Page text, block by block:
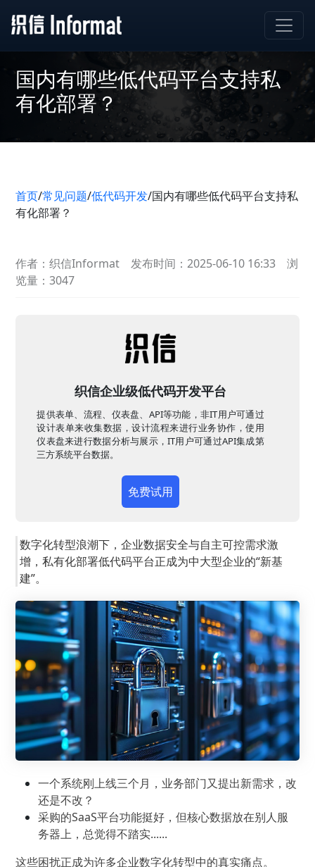
国内有哪些低代码平台支持私
有化部署？
首页/常见问题/低代码开发/国内有哪些低代码平台支持私
有化部署？
作者：织信Informat 发布时间：2025-06-10 16:33
浏
览量：3047
织信企业级低代码开发平台
提供表单、流程、仪表盘、API等功能，非IT用户可通过
设计表单来收集数据，设计流程来进行业务协作，使用
仪表盘来进行数据分析与展示，IT用户可通过API集成第
三方系统平台数据。
免费试用
数字化转型浪潮下，企业数据安全与自主可控需求激
增，私有化部署低代码平台正成为中大型企业的“新基
建”。
一个系统刚上线三个月，业务部门又提出新需求，改
还是不改？
采购的SaaS平台功能挺好，但核心数据放在别人服
务器上，总觉得不踏实......
这些困扰正成为许多企业数字化转型中的真实痛点。